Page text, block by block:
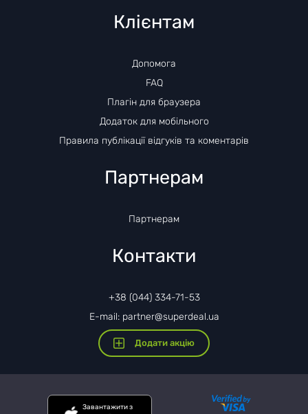
Клієнтам
Допомога
FAQ
Плагін для браузера
Додаток для мобільного
Правила публікації відгуків та коментарів
Партнерам
Партнерам
Контакти
+38 (044) 334-71-53
E-mail: partner@superdeal.ua
Додати акцію
Завантажити з